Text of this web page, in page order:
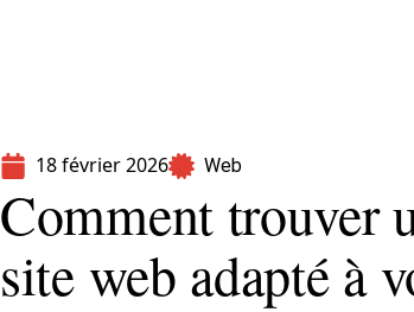
18 février 2026 Web
Comment trouver
site web adapté à